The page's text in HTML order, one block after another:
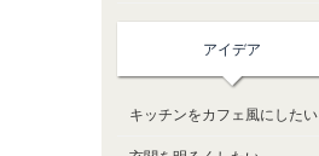
アイデア
キッチンをカフェ風にしたい